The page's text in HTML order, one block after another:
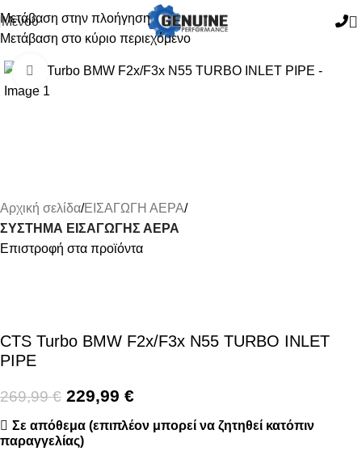
Μετάβαση στην πλοήγηση
Μετάβαση στο κύριο περιεχόμενο
Μενού
Κάντε κλικ για μεγέθυνση
Αρχική σελίδα ΕΙΣΑΓΩΓΗ ΑΕΡΑ
ΣΥΣΤΗΜΑ ΕΙΣΑΓΩΓΗΣ ΑΕΡΑ
Επιστροφή στα προϊόντα
CTS Turbo BMW F2x/F3x N55 TURBO INLET
PIPE
269,99€ 229,99 €
Σε απόθεμα (επιπλέον μπορεί να ζητηθεί κατόπιν
παραγγελίας)